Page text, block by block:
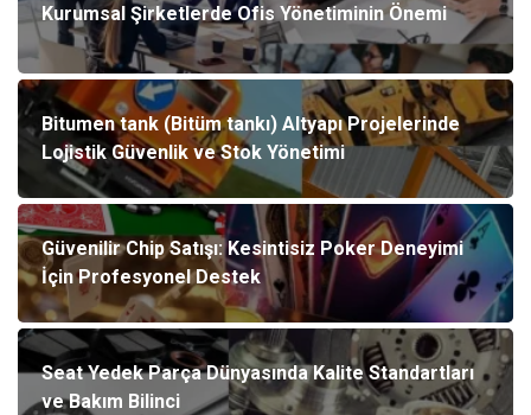
Kurumsal Şirketlerde Ofis Yönetiminin Önemi
Bitumen tank (Bitüm tankı) Altyapı Projelerinde
Lojistik Güvenlik ve Stok Yönetimi
Güvenilir Chip Satışı: Kesintisiz Poker Deneyimi
İçin Profesyonel Destek
Seat Yedek Parça Dünyasında Kalite Standartları
ve Bakım Bilinci